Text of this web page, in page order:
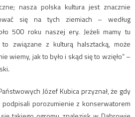
nasza polska kultura jest znacznie
się na tych ziemiach – według
500 roku naszej ery. Jeżeli mamy tu
związane z kulturą halsztacką, może
wiemy, jak to było i skąd się to wzięło” –
Józef Kubica przyznał, że gdy
porozumienie z konserwatorem